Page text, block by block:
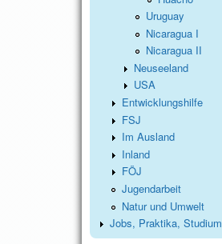
Uruguay
Nicaragua I
Nicaragua II
Neuseeland
USA
Entwicklungshilfe
FSJ
Im Ausland
Inland
FÖJ
Jugendarbeit
Natur und Umwelt
Jobs, Praktika, Studium